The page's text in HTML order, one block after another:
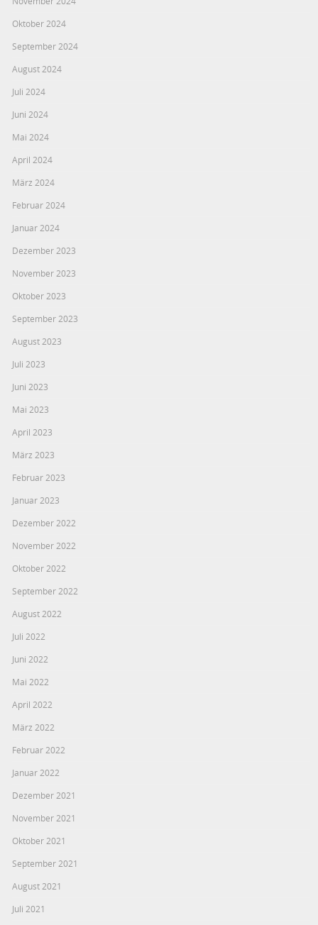
Oktober 2024
September 2024
August 2024
Juli 2024
Juni 2024
Mai 2024
April 2024
März 2024
Februar 2024
Januar 2024
Dezember 2023
November 2023
Oktober 2023
September 2023
August 2023
Juli 2023
Juni 2023
Mai 2023
April 2023
März 2023
Februar 2023
Januar 2023
Dezember 2022
November 2022
Oktober 2022
September 2022
August 2022
Juli 2022
Juni 2022
Mai 2022
April 2022
März 2022
Februar 2022
Januar 2022
Dezember 2021
November 2021
Oktober 2021
September 2021
August 2021
Juli 2021